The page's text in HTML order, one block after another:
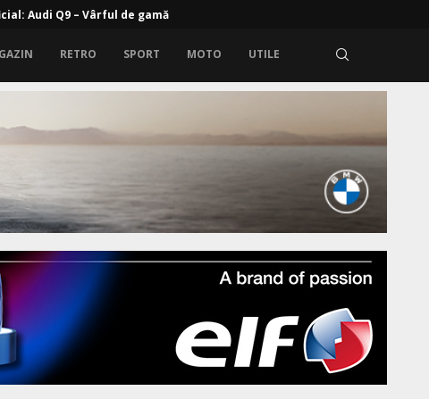
suprem: Zeekr 9X cu propulsie electrică și range extender
RETRO SPORT MOTO UTILE